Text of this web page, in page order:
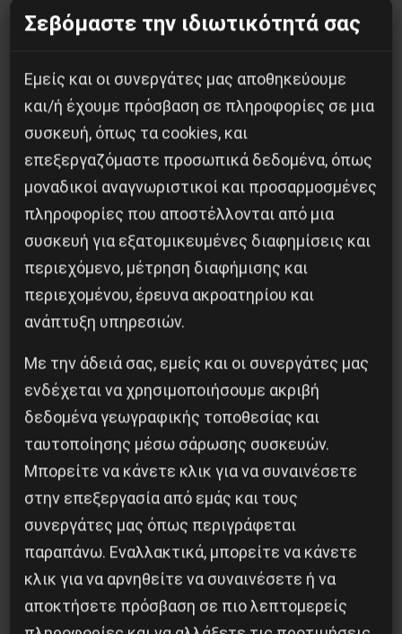
αυτό μάς είπατε σήμερα αν καταλάβατε …
Επικοινωνιακό ΑΥΤΟΓΚΟΛ, για άλλη μια φορά,
από τον κ. Υπουργό …
Την ΣΑΠΙΛΑ του γραφειοκρατικού
πρασινογάλαζου φιλοκυβερνητικού
εργατοπατερισμού, τις διασυνδέσεις και τις
μυστικές συνευρέσεις αρχιΠΑΣΚιτών και
αρχιΔΑΚιτών με διοικητές και χορηγούς, το
ζεστό μαύρο χρήμα που κυκλοφορεί στις
“συναλλαγές” όταν ο ιδιωτικός τομέας
“εισβάλλει” στα νοσοκομεία κλπ, ΤΑ
ΚΑΤΑΓΓΕΛΛΟΥΜΕ ΚΑΘΕ ΜΕΡΑ ΕΔΩ ΚΑΙ ΧΡΟΝΙΑ.
Ευχαριστούμε πολύ για την επιβεβαίωση … και
με την ευκαιρία : Καλούμε για άλλη μια φορά
τους εργαζόμενους ΝΑ ΑΠΟΜΟΝΩΣΟΥΝ και ΝΑ
ΠΕΡΙΦΡΟΝΗΣΟΥΝ τους πρασινογάλαζους
εργατοπατέρες.
Να δυναμώσουν τον αγώνα τους μέσα από
Σεβόμαστε την ιδιωτικότητά σας
Εμείς και οι συνεργάτες μας αποθηκεύουμε
και/ή έχουμε πρόσβαση σε πληροφορίες σε μια
συσκευή, όπως τα cookies, και
επεξεργαζόμαστε προσωπικά δεδομένα, όπως
μοναδικοί αναγνωριστικοί και προσαρμοσμένες
πληροφορίες που αποστέλλονται από μια
συσκευή για εξατομικευμένες διαφημίσεις και
περιεχόμενο, μέτρηση διαφήμισης και
περιεχομένου, έρευνα ακροατηρίου και
ανάπτυξη υπηρεσιών.
Με την άδειά σας, εμείς και οι συνεργάτες μας
ενδέχεται να χρησιμοποιήσουμε ακριβή
δεδομένα γεωγραφικής τοποθεσίας και
ταυτοποίησης μέσω σάρωσης συσκευών.
Μπορείτε να κάνετε κλικ για να συναινέσετε
στην επεξεργασία από εμάς και τους
συνεργάτες μας όπως περιγράφεται
παραπάνω. Εναλλακτικά, μπορείτε να κάνετε
κλικ για να αρνηθείτε να συναινέσετε ή να
αποκτήσετε πρόσβαση σε πιο λεπτομερείς